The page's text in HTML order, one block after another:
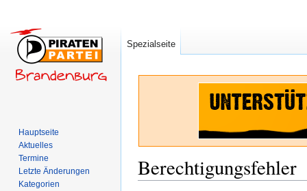
Berechtigungsfehler
Spezialseite
Hauptseite
Aktuelles
Termine
Letzte Änderungen
Kategorien